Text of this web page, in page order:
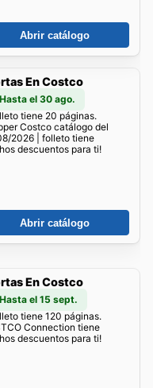
Abrir catálogo
En Costco
el 30 ago.
tiene 20 páginas.
Costco catálogo del
2026 | folleto tiene
descuentos para ti!
Abrir catálogo
En Costco
el 15 sept.
tiene 120 páginas.
Connection tiene
descuentos para ti!